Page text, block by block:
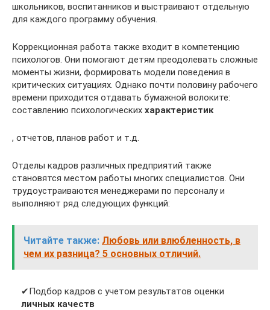
школьников, воспитанников и выстраивают отдельную
для каждого программу обучения.
Коррекционная работа также входит в компетенцию
психологов. Они помогают детям преодолевать сложные
моменты жизни, формировать модели поведения в
критических ситуациях. Однако почти половину рабочего
времени приходится отдавать бумажной волоките:
составлению психологических характеристик
, отчетов, планов работ и т.д.
Отделы кадров различных предприятий также
становятся местом работы многих специалистов. Они
трудоустраиваются менеджерами по персоналу и
выполняют ряд следующих функций:
Читайте также: Любовь или влюбленность, в
чем их разница? 5 основных отличий.
✔Подбор кадров с учетом результатов оценки
личных качеств